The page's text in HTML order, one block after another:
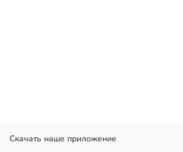
прочному материалу и регулируемому
Скачать наше приложение